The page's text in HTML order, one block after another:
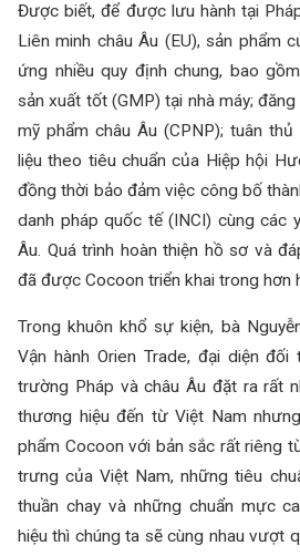
Được biết, để được lưu hành tại
Liên minh châu Âu (EU), sản phẩm
ứng nhiều quy định chung, bao
sản xuất tốt (GMP) tại nhà máy;
mỹ phẩm châu Âu (CPNP); tuân
liệu theo tiêu chuẩn của Hiệp hội
đồng thời bảo đảm việc công bố
danh pháp quốc tế (INCI) cùng các
Âu. Quá trình hoàn thiện hồ sơ và
đã được Cocoon triển khai trong hơn
Trong khuôn khổ sự kiện, bà
Vận hành Orien Trade, đại diện đối
trường Pháp và châu Âu đặt ra rất
thương hiệu đến từ Việt Nam
phẩm Cocoon với bản sắc rất riêng
trưng của Việt Nam, những tiêu
thuần chay và những chuẩn mực
hiệu thì chúng ta sẽ cùng nhau vượt